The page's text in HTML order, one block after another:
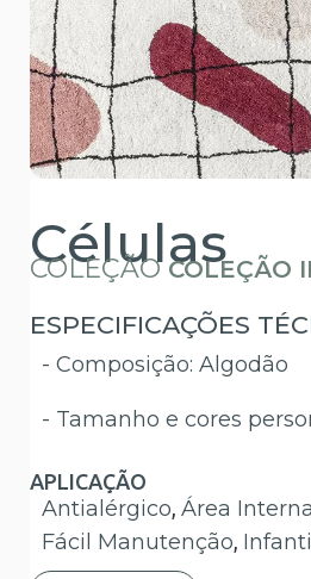
Células
COLEÇÃO COLEÇÃO
ESPECIFICAÇÕES
- Composição: Algodão
- Tamanho e cores
APLICAÇÃO
Antialérgico Área Interna
Fácil Manutenção Infantil